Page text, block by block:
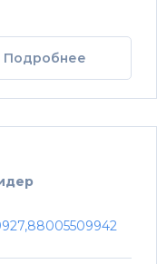
Подробнее